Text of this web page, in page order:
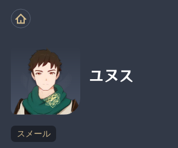
ユヌス
スメール